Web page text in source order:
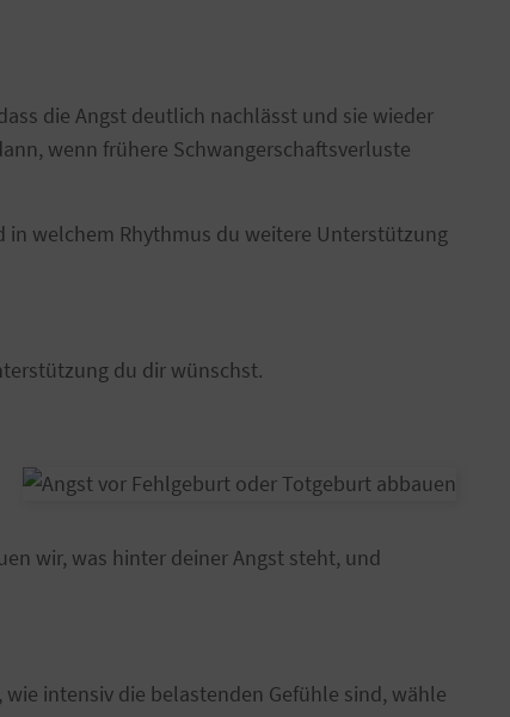
die Angst deutlich nachlässt und sie wieder
wenn frühere Schwangerschaftsverluste
in welchem Rhythmus du weitere Unterstützung
du dir wünschst.
wir, was hinter deiner Angst steht, und
intensiv die belastenden Gefühle sind, wähle